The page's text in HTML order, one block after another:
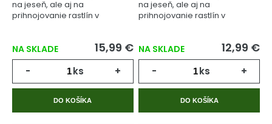
na jeseň, ale aj na
prihnojovanie rastlín v
NA SKLADE 15,99 €
- ks +
DO KOŠÍKA
na jeseň, ale aj na
prihnojovanie rastlín v
NA SKLADE 12,99 €
- ks +
DO KOŠÍKA